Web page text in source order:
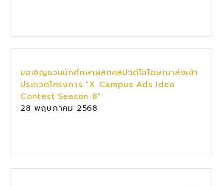
ขอเชิญชวนนักศึกษาผลิตคลิปวิดีโอโฆษณาส่งเข้า
ประกวดโครงการ "X Campus Ads Idea
Contest Season 8"
28 พฤษภาคม 2568